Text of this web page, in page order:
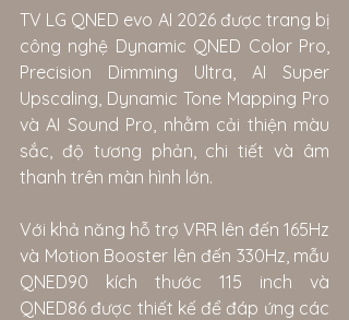
TV LG QNED evo AI 2026 được trang bị
công nghệ Dynamic QNED Color Pro,
Precision Dimming Ultra, AI Super
Upscaling, Dynamic Tone Mapping Pro
và AI Sound Pro, nhằm cải thiện màu
sắc, độ tương phản, chi tiết và âm
thanh trên màn hình lớn.
Với khả năng hỗ trợ VRR lên đến 165Hz
và Motion Booster lên đến 330Hz, mẫu
QNED90 kích thước 115 inch và
QNED86 được thiết kế để đáp ứng các